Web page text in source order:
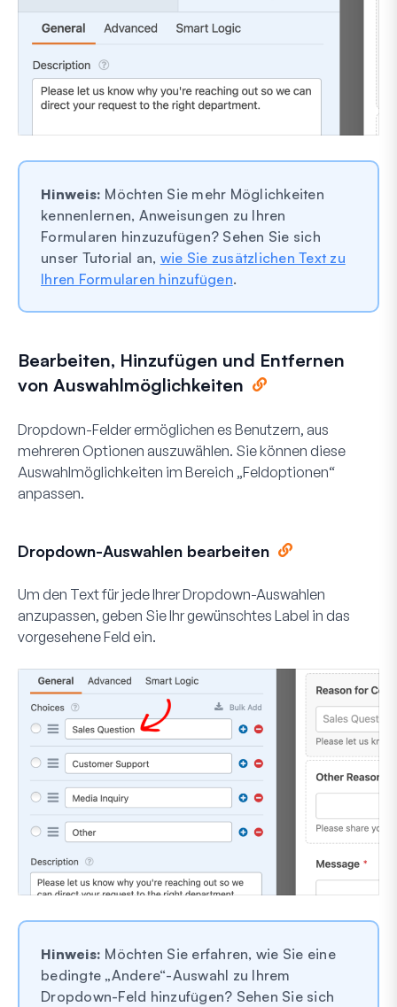
Hinweis: Möchten Sie mehr Möglichkeiten
kennenlernen, Anweisungen zu Ihren
Formularen hinzuzufügen? Sehen Sie sich
unser Tutorial an, wie Sie zusätzlichen Text zu
Ihren Formularen hinzufügen.
Bearbeiten, Hinzufügen und Entfernen
von Auswahlmöglichkeiten
Dropdown-Felder ermöglichen es Benutzern, aus
mehreren Optionen auszuwählen. Sie können diese
Auswahlmöglichkeiten im Bereich „Feldoptionen“
anpassen.
Dropdown-Auswahlen bearbeiten
Um den Text für jede Ihrer Dropdown-Auswahlen
anzupassen, geben Sie Ihr gewünschtes Label in das
vorgesehene Feld ein.
Hinweis: Möchten Sie erfahren, wie Sie eine
bedingte „Andere“-Auswahl zu Ihrem
Dropdown-Feld hinzufügen? Sehen Sie sich